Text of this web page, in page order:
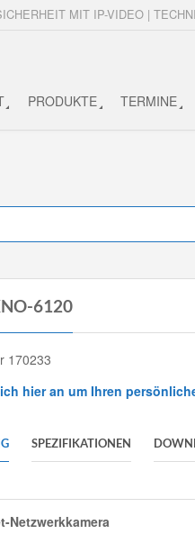
MIT IP-VIDEO |
PRODUKTE TERMINE
6120
170233
hier an um Ihren
SPEZIFIKATIONEN
Netzwerkkamera